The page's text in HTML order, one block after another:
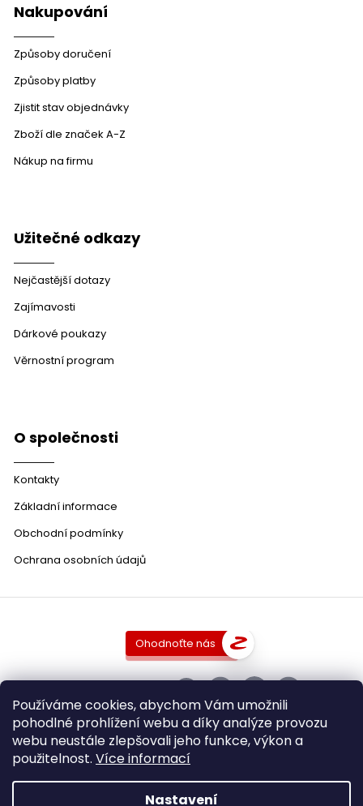
Používáme cookies, abychom Vám umožnili
pohodlné prohlížení webu a díky analýze provozu
webu neustále zlepšovali jeho funkce, výkon a
použitelnost. Více informací
Nastavení
Nakupování
Způsoby doručení
Způsoby platby
Zjistit stav objednávky
Zboží dle značek A-Z
Nákup na firmu
Užitečné odkazy
Nejčastější dotazy
Zajímavosti
Dárkové poukazy
Věrnostní program
O společnosti
Kontakty
Základní informace
Obchodní podmínky
Ochrana osobních údajů
Ohodnoťte nás
Copyright 2026DobraVina.cz. Všechna práva vyhrazena.
Upravit nastavení cookies
Grafický návrh vytvořil a nakódoval